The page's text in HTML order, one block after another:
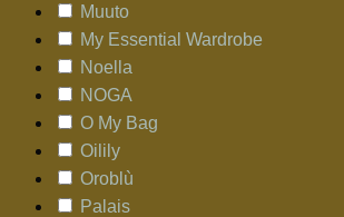
Muuto
My Essential Wardrobe
Noella
NOGA
O My Bag
Oilily
Oroblù
Palais